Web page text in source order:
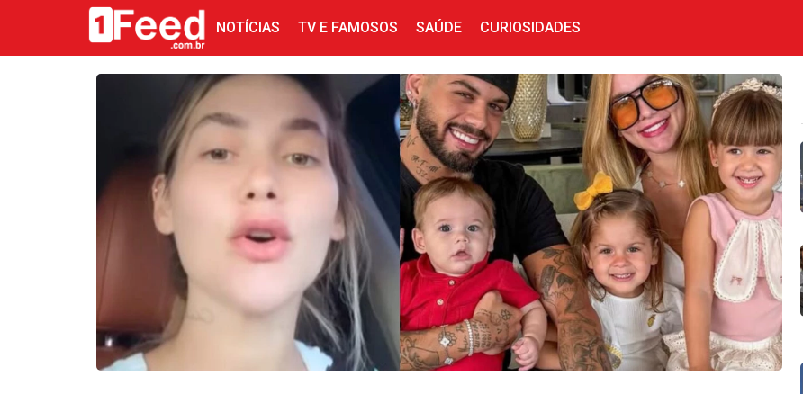
NOTÍCIAS TV E FAMOSOS SAÚDE CURIOSIDADES